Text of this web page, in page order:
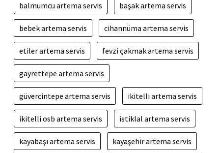
balmumcu artema servis başak artema servis
bebek artema servis cihannüma artema servis
etiler artema servis fevzi çakmak artema servis
gayrettepe artema servis
güvercintepe artema servis ikitelli artema servis
ikitelli osb artema servis istiklal artema servis
kayabaşı artema servis kayaşehir artema servis